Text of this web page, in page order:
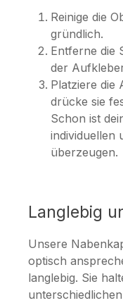
Reinige die
gründlich.
Entferne die
der
Platziere die
drücke sie
Schon ist
individuellen
überzeugen.
Langlebig
Unsere
optisch
langlebig. Sie